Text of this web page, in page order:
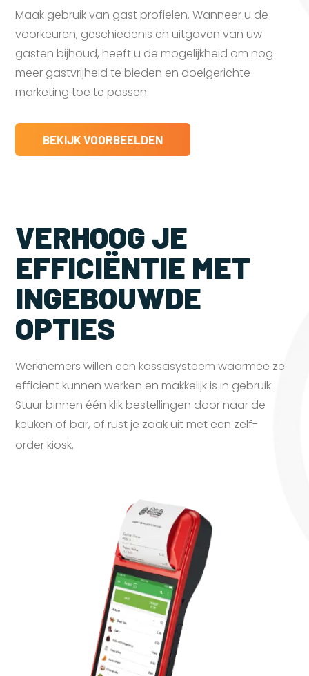
Maak gebruik van gast profielen. Wanneer u de
voorkeuren, geschiedenis en uitgaven van uw
gasten bijhoud, heeft u de mogelijkheid om nog
meer gastvrijheid te bieden en doelgerichte
marketing toe te passen.
BEKIJK VOORBEELDEN
VERHOOG JE
EFFICIËNTIE MET
INGEBOUWDE
OPTIES
Werknemers willen een kassasysteem waarmee ze
efficient kunnen werken en makkelijk is in gebruik.
Stuur binnen één klik bestellingen door naar de
keuken of bar, of rust je zaak uit met een zelf-
order kiosk.